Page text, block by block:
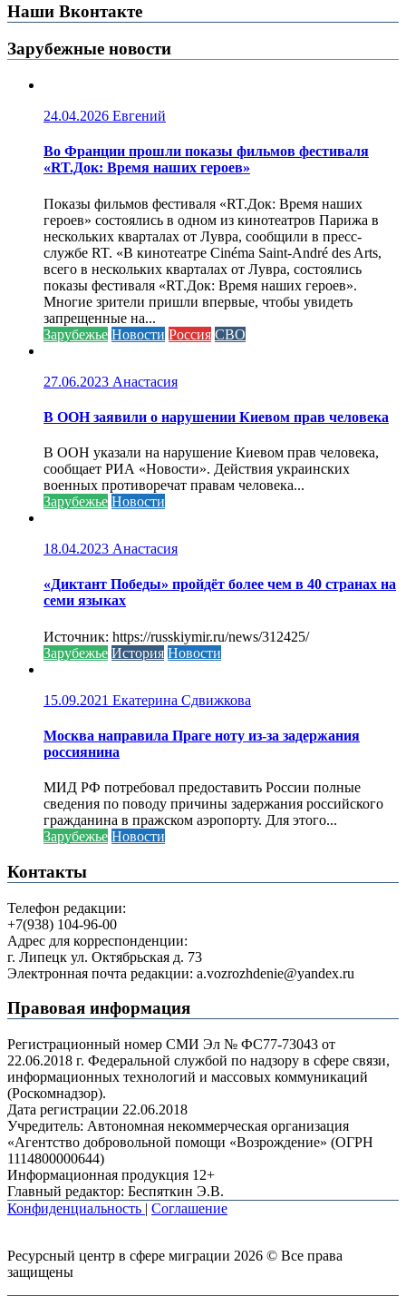
Наши Вконтакте
Зарубежные новости
24.04.2026 Евгений
Во Франции прошли показы фильмов фестиваля
«RT.Док: Время наших героев»
Показы фильмов фестиваля «RT.Док: Время наших
героев» состоялись в одном из кинотеатров Парижа в
нескольких кварталах от Лувра, сообщили в пресс-
службе RT. «В кинотеатре Cinéma Saint-André des Arts,
всего в нескольких кварталах от Лувра, состоялись
показы фестиваля «RT.Док: Время наших героев».
Многие зрители пришли впервые, чтобы увидеть
запрещенные на...
Зарубежье Новости Россия СВО
27.06.2023 Анастасия
В ООН заявили о нарушении Киевом прав человека
В ООН указали на нарушение Киевом прав человека,
сообщает РИА «Новости». Действия украинских
военных противоречат правам человека...
Зарубежье Новости
18.04.2023 Анастасия
«Диктант Победы» пройдёт более чем в 40 странах на
семи языках
Источник: https://russkiymir.ru/news/312425/
Зарубежье История Новости
15.09.2021 Екатерина Сдвижкова
Москва направила Праге ноту из-за задержания
россиянина
МИД РФ потребовал предоставить России полные
сведения по поводу причины задержания российского
гражданина в пражском аэропорту. Для этого...
Зарубежье Новости
Контакты
Телефон редакции:
+7(938) 104-96-00
Адрес для корреспонденции:
г. Липецк ул. Октябрьская д. 73
Электронная почта редакции: a.vozrozhdenie@yandex.ru
Правовая информация
Регистрационный номер СМИ Эл № ФС77-73043 от
22.06.2018 г. Федеральной службой по надзору в сфере связи,
информационных технологий и массовых коммуникаций
(Роскомнадзор).
Дата регистрации 22.06.2018
Учредитель: Автономная некоммерческая организация
«Агентство добровольной помощи «Возрождение» (ОГРН
1114800000644)
Информационная продукция 12+
Главный редактор: Беспяткин Э.В.
Конфиденциальность | Соглашение
Ресурсный центр в сфере миграции 2026 © Все права
защищены